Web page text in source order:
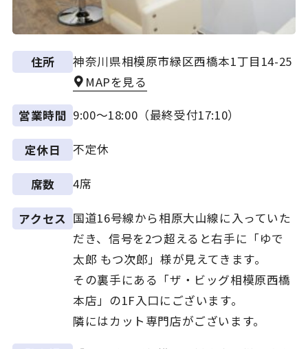
住所
神奈川県相模原市緑区西橋本1丁目14-25
MAPを見る
営業時間 9:00～18:00（最終受付17:10）
定休日 不定休
席数 4席
アクセス 国道16号線から相原大山線に入っていた
だき、信号を2つ超えると右手に「ゆで
太郎 もつ次郎」様が見えてきます。
その裏手にある「ザ・ビッグ相模原西橋
本店」の1F入口にございます。
隣にはカット専門店がございます。